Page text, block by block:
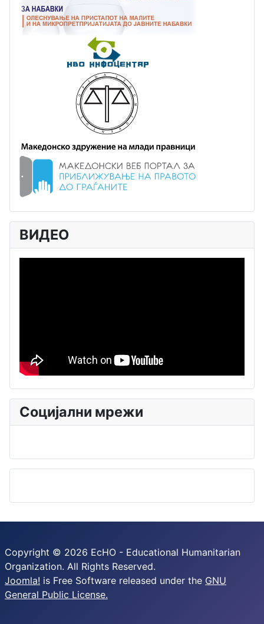
ВИДЕО
Социјални мрежи
Copyright © 2026 EcHO - Educational Humanitarian
Organization. All Rights Reserved.
Joomla! is Free Software released under the GNU
General Public License.